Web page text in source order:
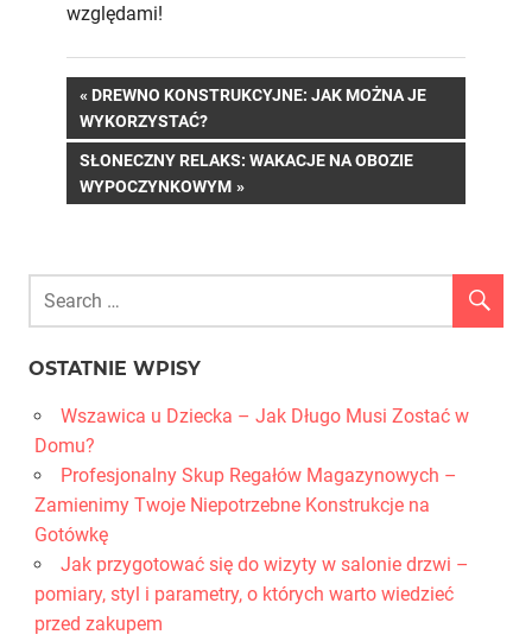
względami!
Nawigacja
wpisu
PREVIOUS
POST:
DREWNO KONSTRUKCYJNE: JAK MOŻNA JE
WYKORZYSTAĆ?
NEXT
POST:
SŁONECZNY RELAKS: WAKACJE NA OBOZIE
WYPOCZYNKOWYM
OSTATNIE WPISY
Wszawica u Dziecka – Jak Długo Musi Zostać w
Domu?
Profesjonalny Skup Regałów Magazynowych –
Zamienimy Twoje Niepotrzebne Konstrukcje na
Gotówkę
Jak przygotować się do wizyty w salonie drzwi –
pomiary, styl i parametry, o których warto wiedzieć
przed zakupem